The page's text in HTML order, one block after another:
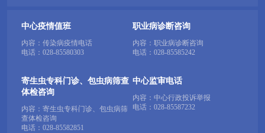
中心疫情值班
内容：传染病疫情电话
电话： 028-85580303
职业病诊断咨询
内容：职业病诊断咨询
电话： 028-85585242
寄生虫专科门诊、包虫病筛查
体检咨询
内容：寄生虫专科门诊、包虫病筛
查体检咨询
电话： 028-85582851
中心监审电话
内容：中心行政投诉举报
电话： 028-85587232